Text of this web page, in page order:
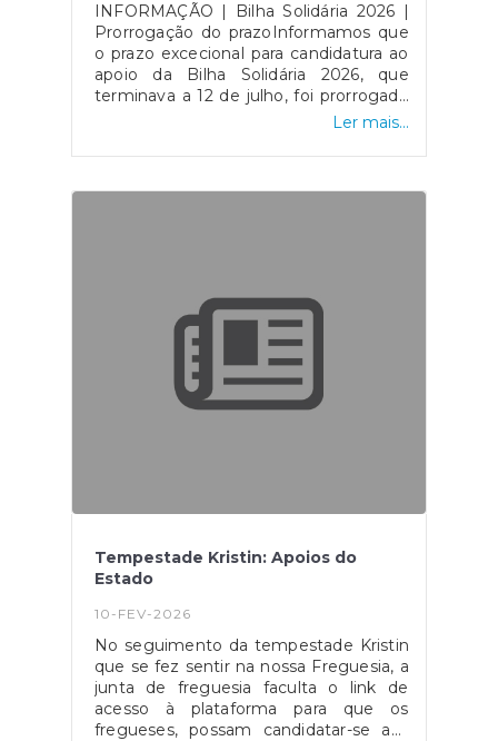
INFORMAÇÃO | Bilha Solidária 2026 |
Prorrogação do prazoInformamos que
o prazo excecional para candidatura ao
apoio da Bilha Solidária 2026, que
terminava a 12 de julho, foi prorrogado
até ao dia 18 de setembro.Nesse
de gás emitidas nos meses de agosto
Ler mais...
Tempestade Kristin: Apoios do
Estado
10-FEV-2026
No seguimento da tempestade Kristin
que se fez sentir na nossa Freguesia, a
junta de freguesia faculta o link de
acesso à plataforma para que os
fregueses, possam candidatar-se aos